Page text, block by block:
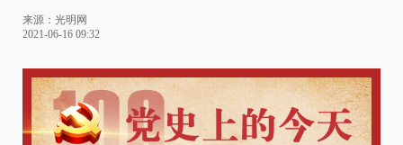
来源： 光明网
2021-06-16 09:32